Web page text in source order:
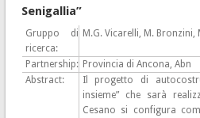
Senigallia”
Gruppo di
ricerca:
M.G. Vicarelli, M. Bronzini,
Partnership: Provincia di Ancona, Abn
Abstract:
Il progetto di
insieme” che sarà
Cesano si configura